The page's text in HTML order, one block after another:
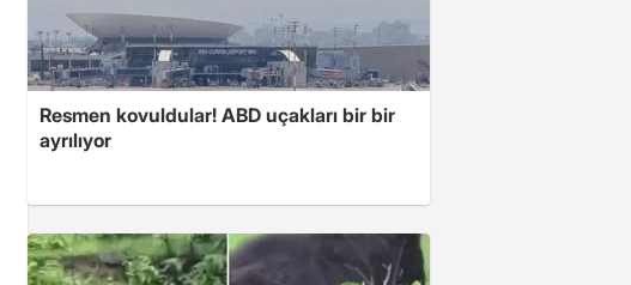
Resmen kovuldular! ABD uçakları bir bir
ayrılıyor